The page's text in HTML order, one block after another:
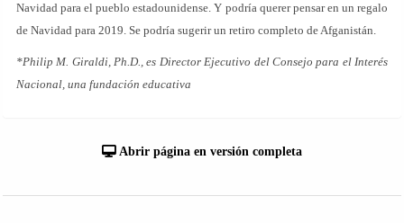
Navidad para el pueblo estadounidense. Y podría querer pensar en un regalo
de Navidad para 2019. Se podría sugerir un retiro completo de Afganistán.
*Philip M. Giraldi, Ph.D., es Director Ejecutivo del Consejo para el Interés
Nacional, una fundación educativa
Abrir página en versión completa